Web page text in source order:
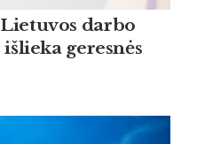
darbo
geresnės